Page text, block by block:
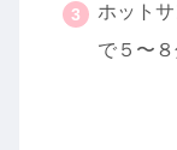
ホット
で５〜